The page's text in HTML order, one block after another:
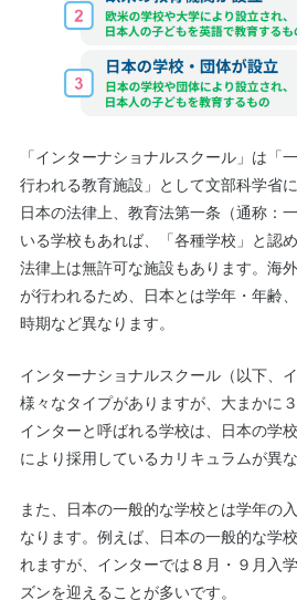
「インターナショナルスクール」は「
行われる教育施設」として文部科学省
日本の法律上、教育法第一条（通称：
いる学校もあれば、「各種学校」と認
法律上は無許可な施設もあります。海
が行われるため、日本とは学年・年齢
時期など異なります。
インターナショナルスクール（以下、
様々なタイプがありますが、大まかに
インターと呼ばれる学校は、日本の学
により採用しているカリキュラムが異な
また、日本の一般的な学校とは学年の
なります。例えば、日本の一般的な学
れますが、インターでは８月・９月入
ズンを迎えることが多いです。